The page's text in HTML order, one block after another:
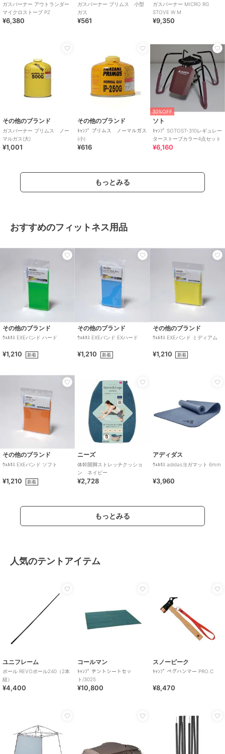
ガスバーナー アウトランダー
マイクロストーブ PZ
¥6,380
ガスバーナー プリムス 小型
ガス
¥561
ガスバーナー MICRO RG
STOVE W M
¥9,350
その他のブランド
ガスバーナー プリムス ノー
マルガス(大)
¥1,001
その他のブランド
ｷｬﾝﾌﾟ プリムス ノーマルガス
(小)
¥616
30%OFF
ソト
ｷｬﾝﾌﾟ SOTOST-310レギュレー
ターストーブカラー4点セット
¥6,160
もっとみる
おすすめのフィットネス用品
その他のブランド
ｳｪﾙﾈｽ EXEバンド ハード
¥1,210 新着
その他のブランド
ｳｪﾙﾈｽ EXEバンド EXハード
¥1,210 新着
その他のブランド
ｳｪﾙﾈｽ EXEバンド ミディアム
¥1,210 新着
その他のブランド
ｳｪﾙﾈｽ EXEバンド ソフト
¥1,210 新着
ニーズ
体幹開脚ストレッチクッショ
ン ネイビー
¥2,728
アディダス
ｳｪﾙﾈｽ adidasヨガマット 6mm
¥3,960
もっとみる
人気のテントアイテム
ユニフレーム
ポール REVOポール240（2本
組）
¥4,400
コールマン
ｷｬﾝﾌﾟ テントシートセッ
ト/3025
¥10,800
スノーピーク
ｷｬﾝﾌﾟ ペグハンマー PRO.C
¥8,470